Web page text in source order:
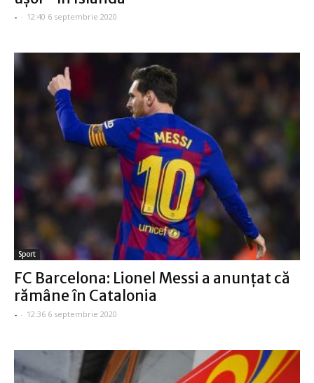
- - 12:40 6 septembrie 2020
Sport
FC Barcelona: Lionel Messi a anunţat că
rămâne în Catalonia
- - 12:36 6 septembrie 2020